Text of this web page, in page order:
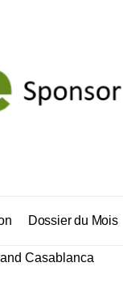
Dossier du Mois
Casablanca